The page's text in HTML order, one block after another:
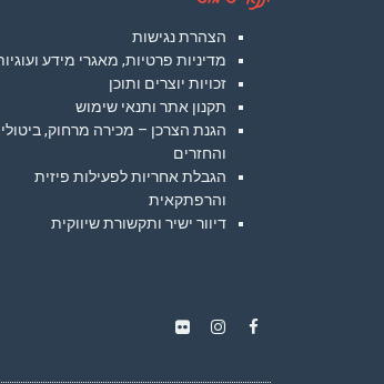
הצהרת נגישות
מדיניות פרטיות, מאגרי מידע
זכויות יוצרים ותוכן
תקנון אתר ותנאי שימוש
הגנת הצרכן – מכירה מרחוק,
והחזרים
הגבלת אחריות לפעילות פיזית
והרפתקאית
דיוור ישיר ותקשורת שיווקית